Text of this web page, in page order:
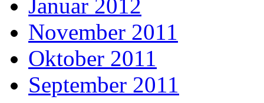
Januar 2012
November 2011
Oktober 2011
September 2011